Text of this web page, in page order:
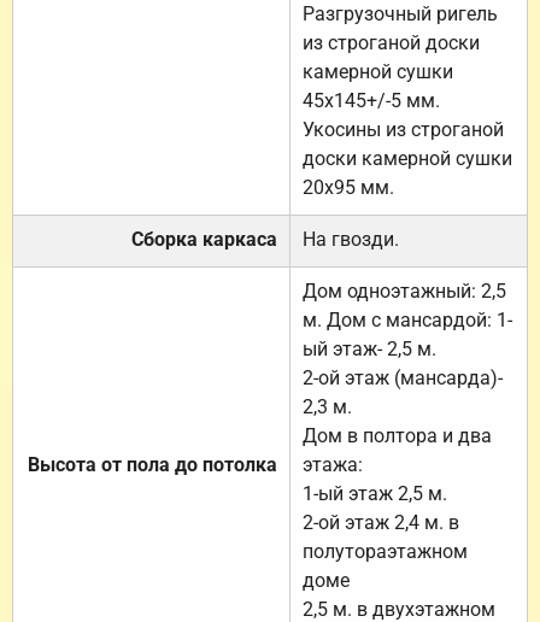
Разгрузочный ригель
из строганой доски
камерной сушки
45х145+/-5 мм.
Укосины из строганой
доски камерной сушки
20х95 мм.
Сборка каркаса На гвозди.
Высота от пола до потолка
Дом одноэтажный: 2,5
м. Дом с мансардой: 1-
ый этаж- 2,5 м.
2-ой этаж (мансарда)-
2,3 м.
Дом в полтора и два
этажа:
1-ый этаж 2,5 м.
2-ой этаж 2,4 м. в
полутораэтажном
доме
2,5 м. в двухэтажном